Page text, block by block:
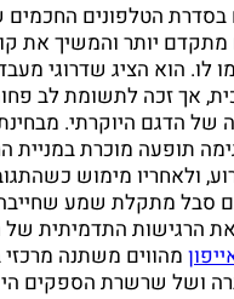
יותר והמשיך את קו
לו. הוא הציג שדרוגי
אך זכה לתשומת לב
הדגם היוקרתי.
תופעה מוכרת במניית
ולאחריו מימוש
סבל מתקלת שמע שחייבה
הרגישות התדמיתית של
מהווים משתנה מרכזי
ושל שרשרת הספקים